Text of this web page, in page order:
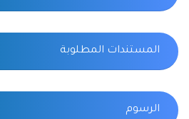
المستندات المطلوبة
الرسوم